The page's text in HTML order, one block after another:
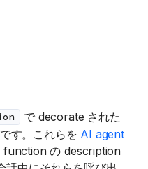
で decorate された
す。これらを AI agent
function の description